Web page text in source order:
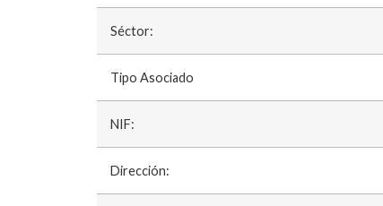
Séctor:
Tipo Asociado
NIF:
Dirección: